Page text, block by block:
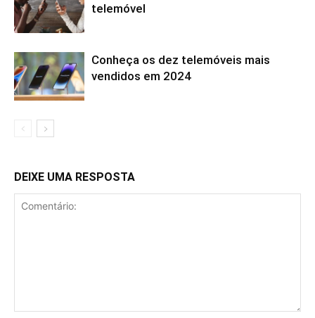
telemóvel
Conheça os dez telemóveis mais
vendidos em 2024
DEIXE UMA RESPOSTA